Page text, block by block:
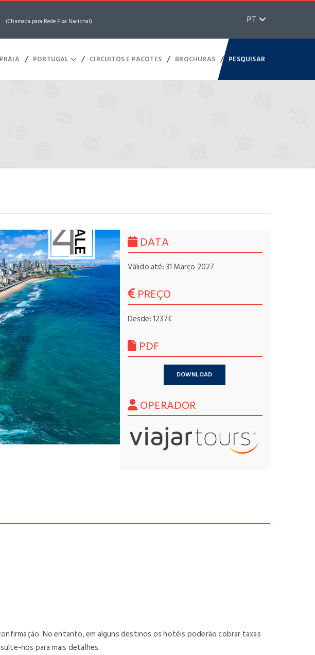
(Chamada para Rede Fixa Nacional) PT
PRAIA / PORTUGAL / CIRCUITOS E PACOTES / BROCHURAS / PESQUISAR
DATA
Válido até: 31 Março 2027
PREÇO
Desde: 1237€
PDF
DOWNLOAD
OPERADOR
No entanto, em alguns destinos os hotéis poderão cobrar taxas
nos para mais detalhes.